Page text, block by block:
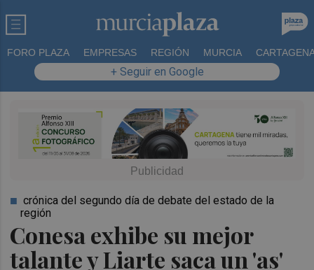
FORO PLAZA EMPRESAS REGIÓN MURCIA
+ Seguir en Google
Conesa exhibe su mejor
talante y Liarte saca un 'as'
crónica del segundo día de debate del estado de la
región